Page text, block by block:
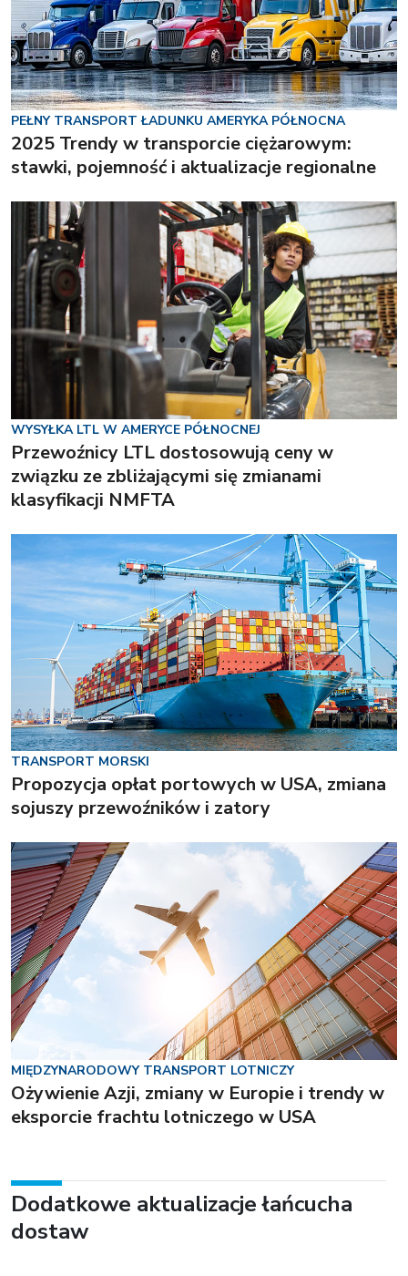
PEŁNY TRANSPORT ŁADUNKU AMERYKA PÓŁNOCNA
2025 Trendy w transporcie ciężarowym:
stawki, pojemność i aktualizacje regionalne
WYSYŁKA LTL W AMERYCE PÓŁNOCNEJ
Przewoźnicy LTL dostosowują ceny w
związku ze zbliżającymi się zmianami
klasyfikacji NMFTA
TRANSPORT MORSKI
Propozycja opłat portowych w USA, zmiana
sojuszy przewoźników i zatory
MIĘDZYNARODOWY TRANSPORT LOTNICZY
Ożywienie Azji, zmiany w Europie i trendy w
eksporcie frachtu lotniczego w USA
Dodatkowe aktualizacje łańcucha
dostaw